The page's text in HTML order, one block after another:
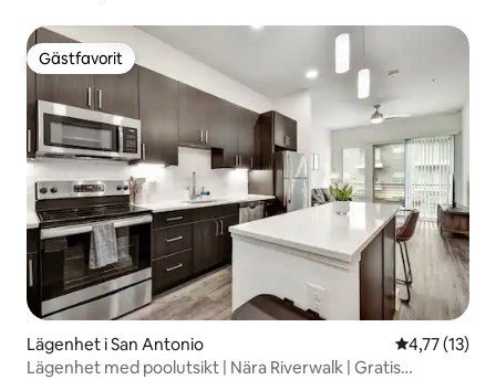
Gästfavorit
Gästfavorit
Lägenhet i San Antonio 4,77 av 5 i
4,77 (13)
Lägenhet med poolutsikt | Nära Riverwalk | Gratis